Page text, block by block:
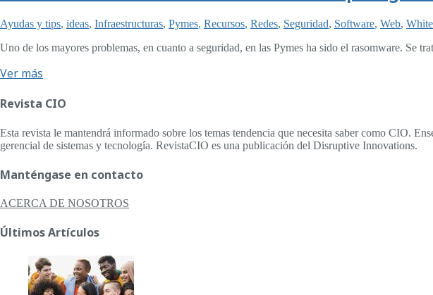
Ayudas y tips, ideas, Infraestructuras, Pymes, Recursos, Redes, Seguridad, Software, Web,
Uno de los mayores problemas, en cuanto a seguridad, en las Pymes ha sido el rasomware. Se
Ver más
Revista CIO
Esta revista le mantendrá informado sobre los temas tendencia que necesita saber como CIO.
gerencial de sistemas y tecnología. RevistaCIO es una publicación del Disruptive Innovations.
Manténgase en contacto
ACERCA DE NOSOTROS
Últimos Artículos